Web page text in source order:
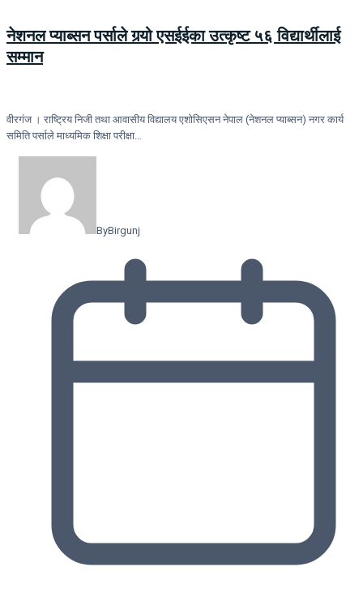
नेशनल प्याब्सन पर्साले गर्‍यो एसईईका उत्कृष्ट ५६ विद्यार्थीलाई
सम्मान
वीरगंज । राष्ट्रिय निजी तथा आवासीय विद्यालय एशोसिएसन नेपाल (नेशनल प्याब्सन) नगर कार्य
समिति पर्साले माध्यमिक शिक्षा परीक्षा…
ByBirgunj